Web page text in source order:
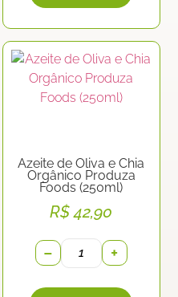
Azeite de Oliva e Chia
Orgânico Produza
Foods (250ml)
R$42,90
− +